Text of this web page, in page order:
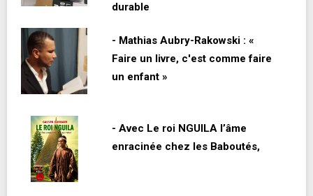
durable
- Mathias Aubry-Rakowski : «
Faire un livre, c'est comme faire
un enfant »
- Avec Le roi NGUILA l’âme
enracinée chez les Baboutés,